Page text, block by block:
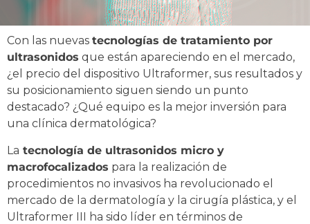
Con las nuevas tecnologías de tratamiento por
ultrasonidos que están apareciendo en el mercado,
¿el precio del dispositivo Ultraformer, sus resultados y
su posicionamiento siguen siendo un punto
destacado? ¿Qué equipo es la mejor inversión para
una clínica dermatológica?
La tecnología de ultrasonidos micro y
macrofocalizados para la realización de
procedimientos no invasivos ha revolucionado el
mercado de la dermatología y la cirugía plástica, y el
Ultraformer III ha sido líder en términos de